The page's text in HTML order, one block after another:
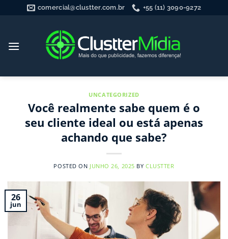
comercial@clustter.com.br +55 (11) 3090-9272
UNCATEGORIZED
Você realmente sabe quem é o
seu cliente ideal ou está apenas
achando que sabe?
POSTED ON JUNHO 26, 2025 BYCLUSTTER
26
jun